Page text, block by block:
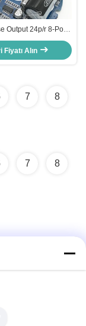
Output 24p/r 8-Pole
DC Motor
Smooth and Quiet
Operation
Fiyatı Alın
7 8
7 8